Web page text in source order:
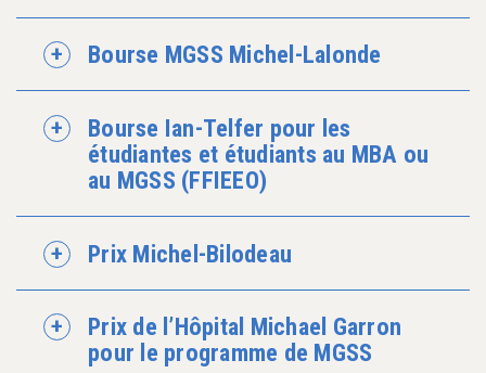
Bourse MGSS Michel-Lalonde
Bourse Ian-Telfer pour les
étudiantes et étudiants au MBA ou
au MGSS (FFIEEO)
Prix Michel-Bilodeau
Prix de l’Hôpital Michael Garron
pour le programme de MGSS